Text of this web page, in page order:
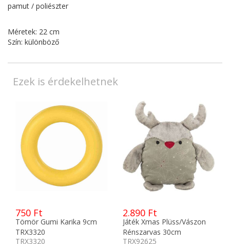
pamut / poliészter
Méretek: 22 cm
Szín: különböző
Ezek is érdekelhetnek
750 Ft
Tömör Gumi Karika 9cm
TRX3320
TRX3320
2.890 Ft
Játék Xmas Plüss/Vászon
Rénszarvas 30cm
TRX92625